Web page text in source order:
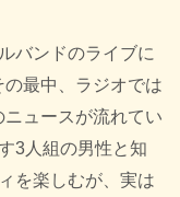
バンドのライブに
最中、ラジオでは
ュースが流れてい
3人組の男性と知
を楽しむが、実は